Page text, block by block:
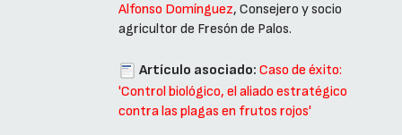
Alfonso Domínguez, Consejero y socio
agricultor de Fresón de Palos.
Artículo asociado: Caso de éxito:
'Control biológico, el aliado estratégico
contra las plagas en frutos rojos'